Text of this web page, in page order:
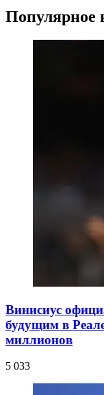
Популярное
Винисиус
будущим в
миллионов
5 033